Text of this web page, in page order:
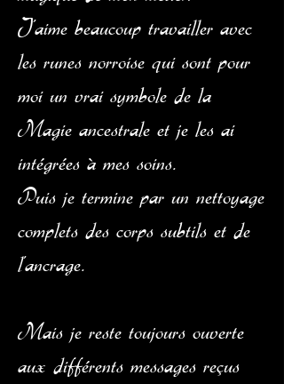
J'aime beaucoup travailler avec
les runes norroise qui sont pour
moi un vrai symbole de la
Magie ancestrale et je les ai
intégrées à mes soins.
Puis je termine par un nettoyage
complets des corps subtils et de
l'ancrage.
Mais je reste toujours ouverte
aux différents messages reçus